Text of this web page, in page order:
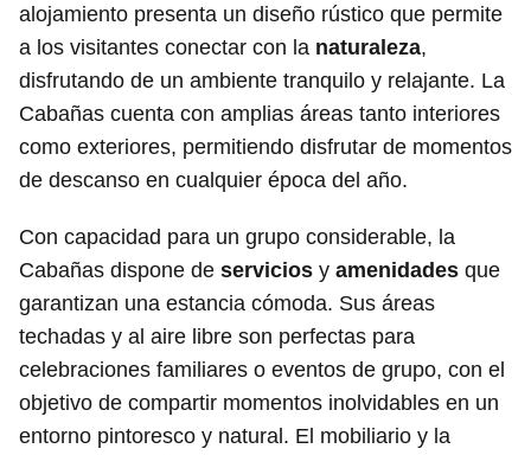
alojamiento presenta un diseño rústico que permite
a los visitantes conectar con la naturaleza,
disfrutando de un ambiente tranquilo y relajante. La
Cabañas cuenta con amplias áreas tanto interiores
como exteriores, permitiendo disfrutar de momentos
de descanso en cualquier época del año.
Con capacidad para un grupo considerable, la
Cabañas dispone de servicios y amenidades que
garantizan una estancia cómoda. Sus áreas
techadas y al aire libre son perfectas para
celebraciones familiares o eventos de grupo, con el
objetivo de compartir momentos inolvidables en un
entorno pintoresco y natural. El mobiliario y la